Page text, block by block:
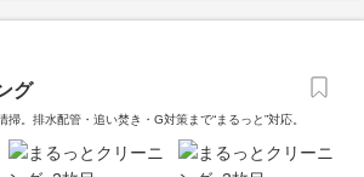
グ
。排水配管・追い焚き・G対策まで“まるっと”対応。